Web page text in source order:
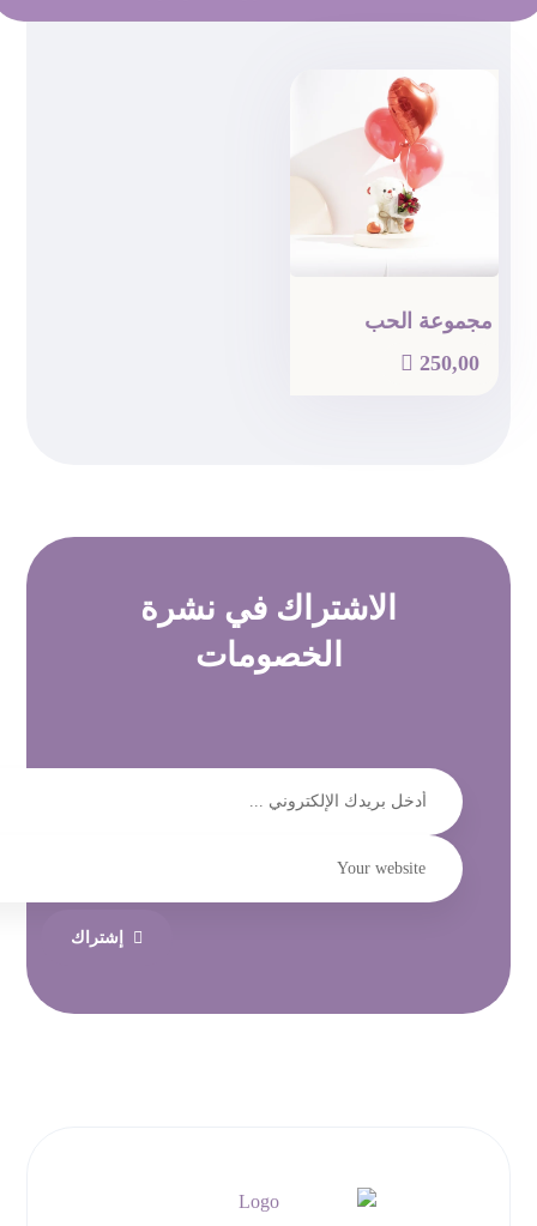
مجموعة الحب
 250,00
الاشتراك في نشرة
الخصومات
إشتراك